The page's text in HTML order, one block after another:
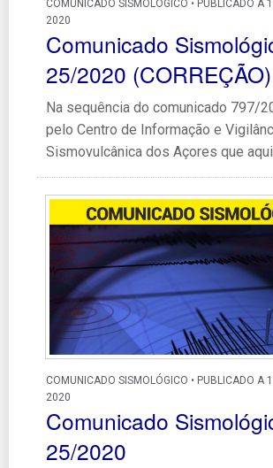
COMUNICADO SISMOLÓGICO • PUBLICADO A
2020
Comunicado
25/2020 (CORREÇÃO)
Na sequência do comunicado 797/
pelo Centro de Informação e
Sismovulcânica dos Açores que aqui
COMUNICADO SISMOLÓGICO • PUBLICADO A
2020
Comunicado
25/2020